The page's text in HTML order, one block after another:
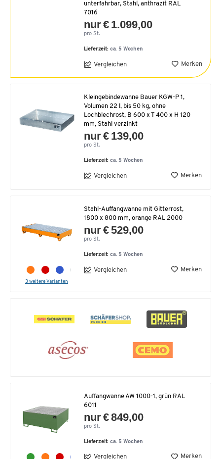
unterfahrbar, Stahl, anthrazit RAL
7016
nur € 1.099,00
pro St.
Lieferzeit: ca. 5 Wochen
Vergleichen Merken
Kleingebindewanne Bauer KGW-P 1,
Volumen 22 l, bis 50 kg, ohne
Lochblechrost, B 600 x T 400 x H 120
mm, Stahl verzinkt
nur € 139,00
pro St.
Lieferzeit:ca. 5 Wochen
Vergleichen Merken
3 weitere Varianten
Stahl-Auffangwanne mit Gitterrost,
1800 x 800 mm, orange RAL 2000
nur € 529,00
pro St.
Lieferzeit:ca. 5 Wochen
Vergleichen Merken
Auffangwanne AW 1000-1, grün RAL
6011
nur € 849,00
pro St.
Lieferzeit:ca. 5 Wochen
Vergleichen Merken